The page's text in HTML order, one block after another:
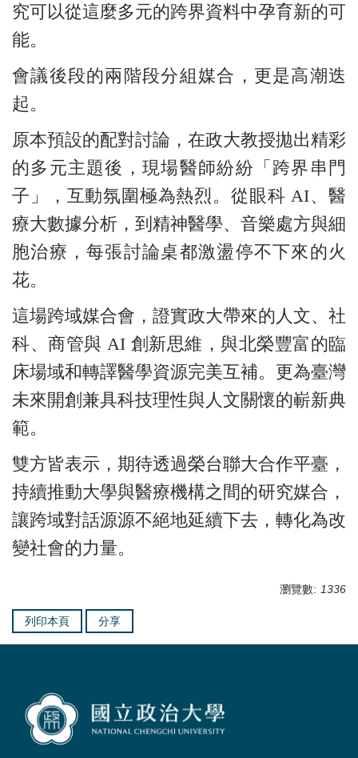
究可以從這麼多元的跨界資料中孕育新的可
能。
會議後段的兩階段分組媒合，更是高潮迭
起。
原本預設的配對討論，在政大教授拋出精彩
的多元主題後，現場醫師紛紛「跨界串門
子」，互動氛圍極為熱烈。從眼科 AI、醫
療大數據分析，到精神醫學、音樂處方與細
胞治療，每張討論桌都激盪停不下來的火
花。
這場跨域媒合會，證實政大帶來的人文、社
科、商管與 AI 創新思維，與北榮豐富的臨
床場域和轉譯醫學資源完美互補。更為臺灣
未來開創兼具科技理性與人文關懷的嶄新典
範。
雙方皆表示，期待透過榮台聯大合作平臺 ，
持續推動大學與醫療機構之間的研究媒合，
讓跨域對話源源不絕地延續下去，轉化為改
變社會的力量。
瀏覽數: 1336
列印本頁 分享